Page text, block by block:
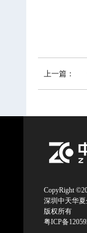
上一篇：
CopyRight
深圳中天华
版权所有
粤ICP备